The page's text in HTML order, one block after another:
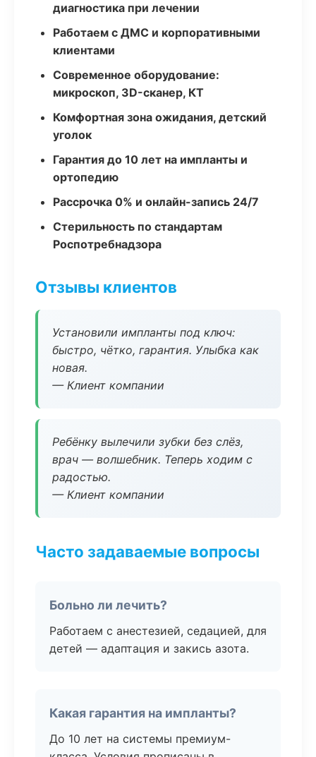
диагностика при лечении
Работаем с ДМС и корпоративными
клиентами
Современное оборудование:
микроскоп, 3D-сканер, КТ
Комфортная зона ожидания, детский
уголок
Гарантия до 10 лет на импланты и
ортопедию
Рассрочка 0% и онлайн-запись 24/7
Стерильность по стандартам
Роспотребнадзора
Отзывы клиентов
Установили импланты под ключ:
быстро, чётко, гарантия. Улыбка как
новая.
— Клиент компании
Ребёнку вылечили зубки без слёз,
врач — волшебник. Теперь ходим с
радостью.
— Клиент компании
Часто задаваемые вопросы
Больно ли лечить?
Работаем с анестезией, седацией, для
детей — адаптация и закись азота.
Какая гарантия на импланты?
До 10 лет на системы премиум-